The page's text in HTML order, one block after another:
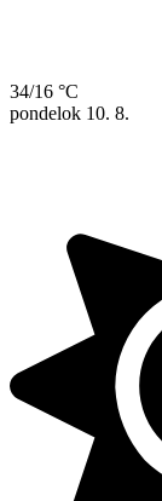
34/16 °C
pondelok 10. 8.